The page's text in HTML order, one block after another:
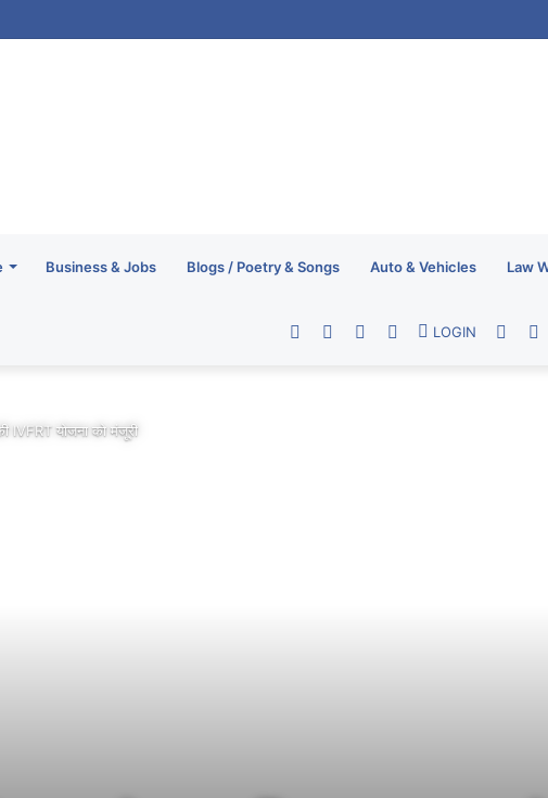
Business & Jobs Blogs / Poetry & Songs Auto & Vehicles Law
LOGIN
RSS
YouTube
Twitter
Facebook
IVFRT योजना को मंजूरी